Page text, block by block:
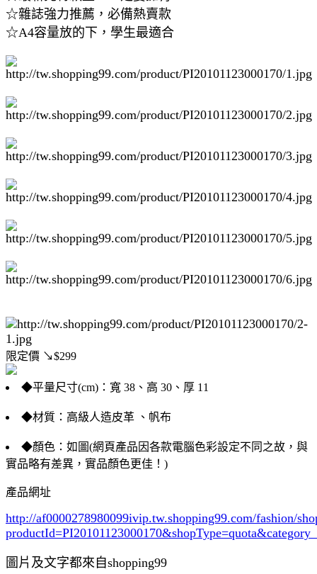
☆雜誌強力推薦，必備熱賣款
☆A4容量放的下，學生最適合
限定價 ↘$299
◆平量尺寸(cm)：寬 38、高 30、厚 11
◆材質：高級人造皮革 、帆布
◆顏色：如圖(網頁產品因各款電腦色彩設定不同之故，與
實品略有差異，實品顏色更佳！)
產品網址
http://af0000278980099ivip.tw.shopping99.com/fashion/
圖片及文字都來自shopping99